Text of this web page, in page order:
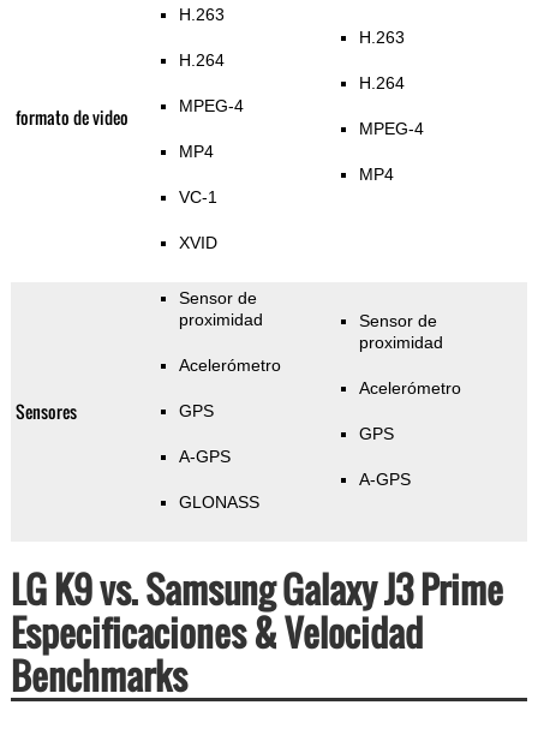
formato de video
H.263
H.264
MPEG-4
MP4
VC-1
XVID
H.263
H.264
MPEG-4
MP4
Sensores
Sensor de
proximidad
Acelerómetro
GPS
A-GPS
GLONASS
Sensor de
proximidad
Acelerómetro
GPS
A-GPS
LG K9 vs. Samsung Galaxy J3 Prime
Especificaciones & Velocidad
Benchmarks